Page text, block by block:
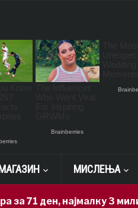
МАГАЗИН МИСЛЕЊА
ден, најмалку 3